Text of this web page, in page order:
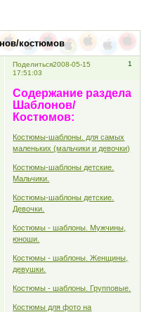
костюмов
Поделиться 1
2008-05-15
17:51:03
Содержание раздела
Шаблонов/
Костюмов:
Костюмы-шаблоны. для самых
маленьких (мальчики и девочки)
Костюмы-шаблоны детские.
Мальчики.
Костюмы-шаблоны детские.
Девочки.
Костюмы - шаблоны. Мужчины,
юноши.
Костюмы - шаблоны. Женщины,
девушки.
Костюмы - шаблоны. Групповые.
Костюмы для фото на